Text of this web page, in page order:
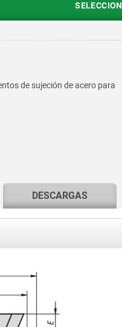
de sujeción de acero para
DESCARGAS